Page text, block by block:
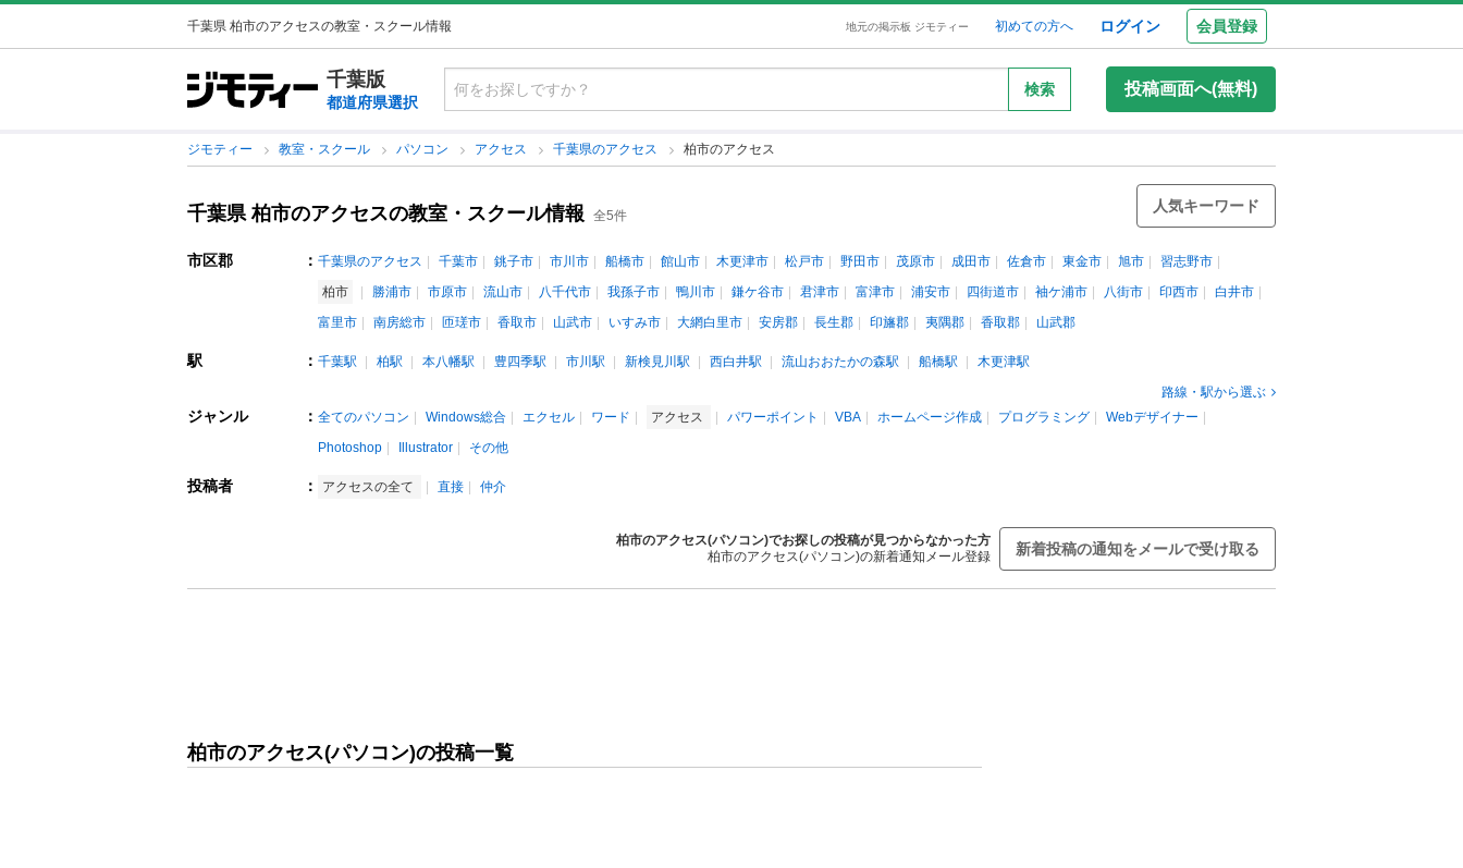
千葉県 柏市のアクセスの教室・スクール情報 地元の掲示板 ジモティー 初めての方へ ログイン 会員登録
千葉版
都道府県選択
検索 投稿画面へ(無料)
ジモティー 教室・スクール パソコン アクセス 千葉県のアクセス 柏市のアクセス
千葉県 柏市のアクセスの教室・スクール情報 全5件
人気キーワード
市区郡 ： 千葉県のアクセス 千葉市 銚子市 市川市 船橋市 館山市 木更津市 松戸市 野田市 茂原市 成田市 佐倉市 東金市 旭市
習志野市
柏市
勝浦市 市原市 流山市 八千代市 我孫子市 鴨川市 鎌ケ谷市 君津市 富津市 浦安市 四街道市 袖ケ浦市 八街市 印西市
白井市
富里市
南房総市 匝瑳市 香取市 山武市 いすみ市 大網白里市 安房郡 長生郡 印旛郡 夷隅郡 香取郡 山武郡
駅 ： 千葉駅 柏駅 本八幡駅 豊四季駅 市川駅 新検見川駅 西白井駅 流山おおたかの森駅 船橋駅
木更津駅
路線・駅から選ぶ
ジャンル ： 全てのパソコン Windows総合 エクセル ワード アクセス パワーポイント VBA ホームページ作成 プログラミング
Webデザイナー
Photoshop
Illustrator その他
投稿者 ： アクセスの全て 直接 仲介
柏市のアクセス(パソコン)でお探しの投稿が見つからなかった方
柏市のアクセス(パソコン)の新着通知メール登録
新着投稿の通知をメールで受け取る
柏市のアクセス(パソコン)の投稿一覧